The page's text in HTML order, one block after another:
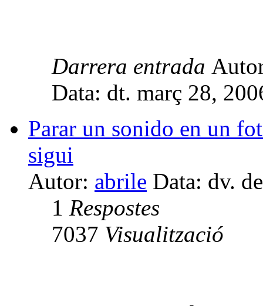
Darrera entrada
Data: dt. març 28,
Parar un sonido en un
sigui
Autor: abrile Data: dv.
1 Respostes
7037 Visualització